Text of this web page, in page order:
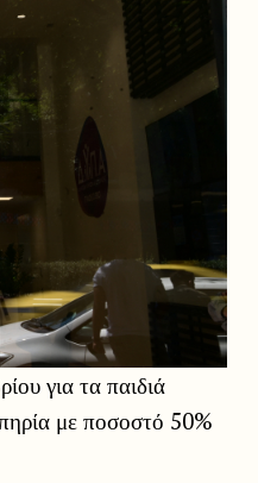
για τα παιδιά
με ποσοστό 50%